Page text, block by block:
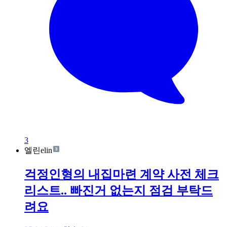
3
엘린elin
걱정인형의 내집마련 계약 사전 체크
리스트.. 빠진거 없는지 점검 부탁드
려요